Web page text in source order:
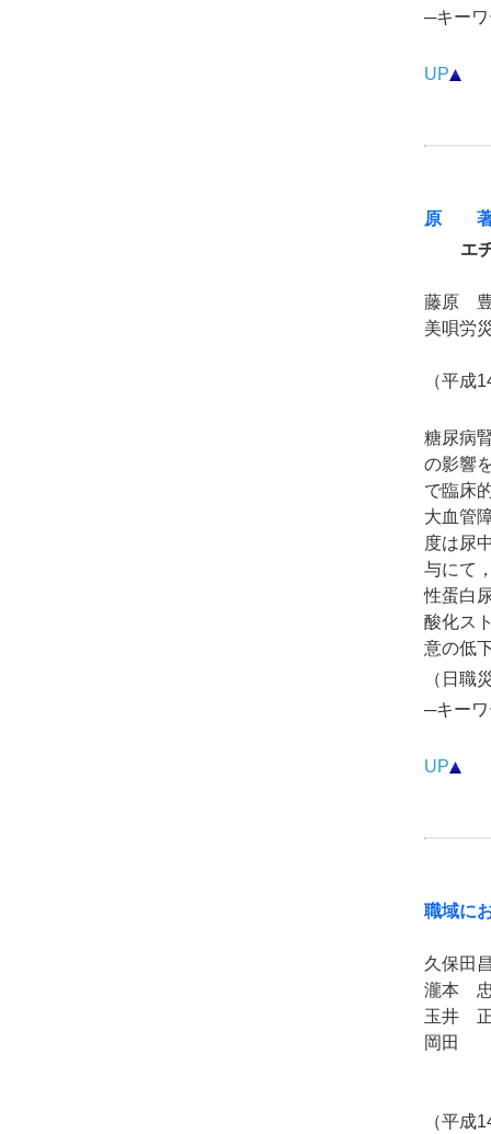
─キー
UP
原
エ
藤原
美唄労
（平成
糖尿病
の影響
で臨床
大血管
度は尿
与にて
性蛋白
酸化ス
意の低
（日職
─キー
UP
職域に
久保
瀧本
玉井
岡田
（平成